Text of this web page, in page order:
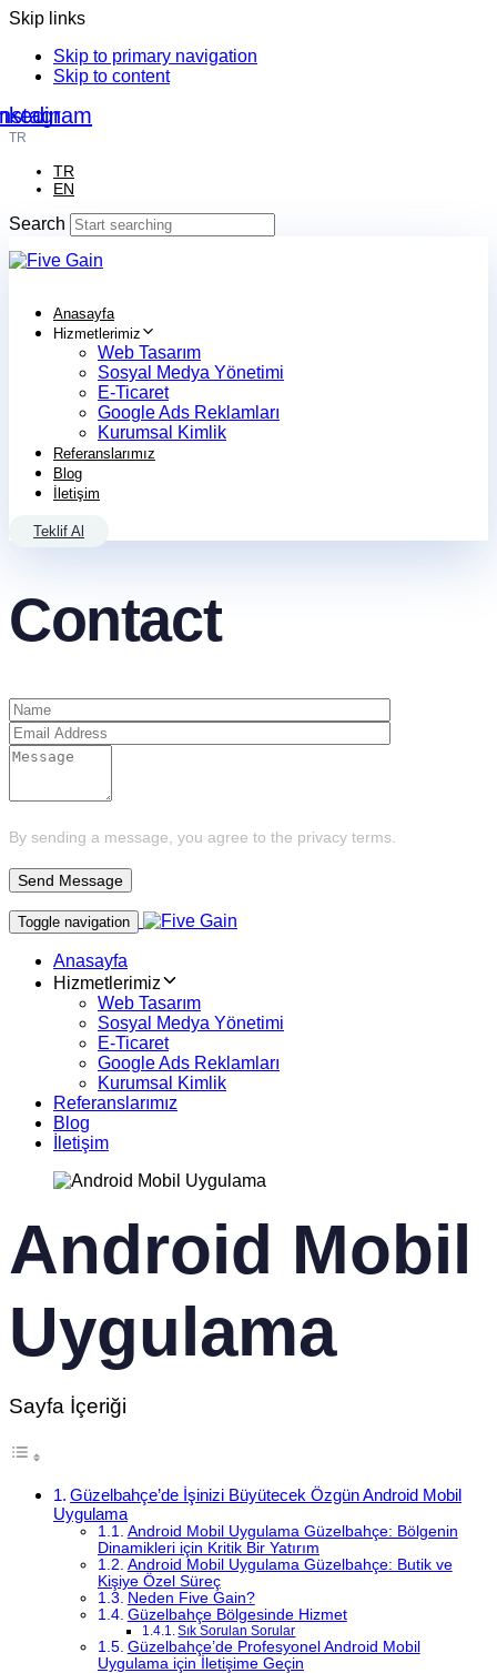
Skip links
Skip to primary navigation
Skip to content
TR
TR
EN
Search
Anasayfa
Hizmetlerimiz
Web Tasarım
Sosyal Medya Yönetimi
E-Ticaret
Google Ads Reklamları
Kurumsal Kimlik
Referanslarımız
Blog
İletişim
Teklif Al
Contact
By sending a message, you agree to the privacy terms.
Toggle navigation
Anasayfa
Hizmetlerimiz
Web Tasarım
Sosyal Medya Yönetimi
E-Ticaret
Google Ads Reklamları
Kurumsal Kimlik
Referanslarımız
Blog
İletişim
Android Mobil
Uygulama
Sayfa İçeriği
Güzelbahçe’de İşinizi Büyütecek Özgün Android Mobil
Uygulama
Android Mobil Uygulama Güzelbahçe: Bölgenin
Dinamikleri için Kritik Bir Yatırım
Android Mobil Uygulama Güzelbahçe: Butik ve
Kişiye Özel Süreç
Neden Five Gain?
Güzelbahçe Bölgesinde Hizmet
Sık Sorulan Sorular
Güzelbahçe’de Profesyonel Android Mobil
Uygulama için İletişime Geçin